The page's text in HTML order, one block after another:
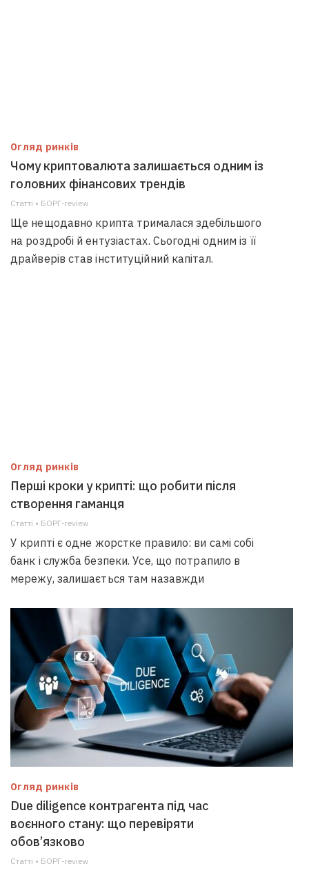
Огляд ринків
Чому криптовалюта залишається одним із
головних фінансових трендів
Статті • БОРГ-review
Ще нещодавно крипта трималася здебільшого
на роздробі й ентузіастах. Сьогодні одним із її
драйверів став інституційний капітал.
Огляд ринків
Перші кроки у крипті: що робити після
створення гаманця
Статті • БОРГ-review
У крипті є одне жорстке правило: ви самі собі
банк і служба безпеки. Усе, що потрапило в
мережу, залишається там назавжди
Огляд ринків
Due diligence контрагента під час
воєнного стану: що перевіряти
обов’язково
Статті • БОРГ-review